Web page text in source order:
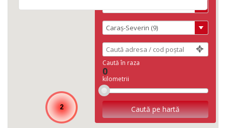
Caută în raza
0
kilometrii
2